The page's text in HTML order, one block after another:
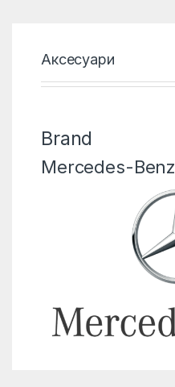
Аксесуари
Brand
Mercedes-Benz